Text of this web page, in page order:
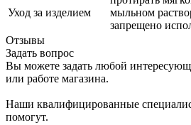
Уход за изделием
мыльном
запрещено
Отзывы
Задать вопрос
Вы можете задать любой
или работе магазина.
Наши квалифицированные
помогут.